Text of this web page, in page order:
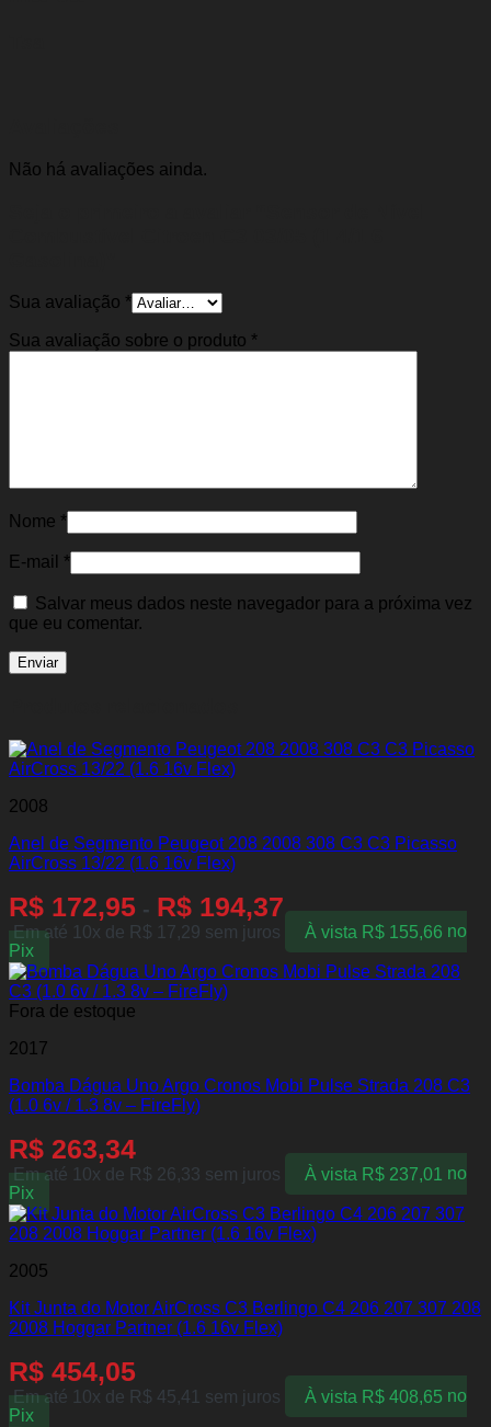
Não há avaliações ainda.
Sua avaliação *
Sua avaliação sobre o produto *
Nome *
E-mail *
Salvar meus dados neste navegador para a próxima vez
que eu comentar.
2008
Anel de Segmento Peugeot 208 2008 308 C3 C3 Picasso
AirCross 13/22 (1.6 16v Flex)
R$ 172,95 - R$ 194,37
Em até 10x de R$ 17,29 sem juros À vista R$155,66 no
Pix
Fora de estoque
2017
Bomba Dágua Uno Argo Cronos Mobi Pulse Strada 208 C3
(1.0 6v / 1.3 8v – FireFly)
R$ 263,34
Em até 10x de R$ 26,33 sem juros À vista R$237,01 no
Pix
2005
Kit Junta do Motor AirCross C3 Berlingo C4 206 207 307 208
2008 Hoggar Partner (1.6 16v Flex)
R$ 454,05
Em até 10x de R$ 45,41 sem juros À vista R$408,65 no
Pix